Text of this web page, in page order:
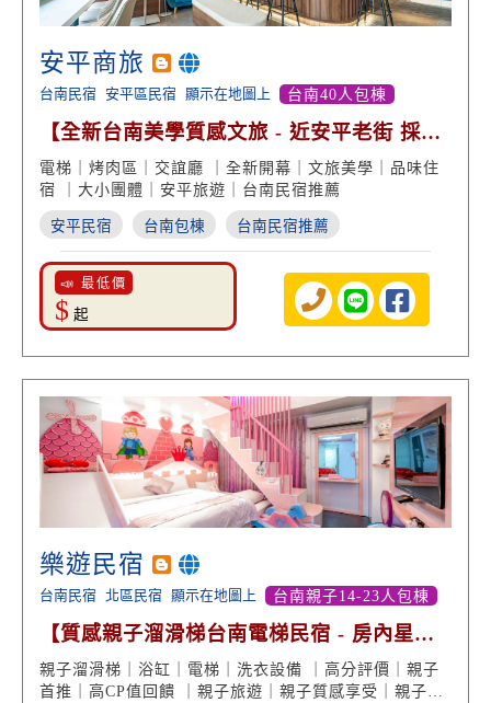
安平商旅
台南民宿 安平區民宿 顯示在地圖上 台南40人包棟
【全新台南美學質感文旅 - 近安平老街 採光
度假風】
電梯｜烤肉區｜交誼廳 ｜全新開幕｜文旅美學｜品味住
宿 ｜大小團體｜安平旅遊｜台南民宿推薦
安平民宿 台南包棟 台南民宿推薦
📣 最低價
$ 起
樂遊民宿
台南民宿 北區民宿 顯示在地圖上 台南親子14-23人包棟
【質感親子溜滑梯台南電梯民宿 - 房內星空
夜光彩繪】
親子溜滑梯｜浴缸｜電梯｜洗衣設備 ｜高分評價｜親子
首推｜高CP值回饋 ｜親子旅遊｜親子質感享受｜親子度